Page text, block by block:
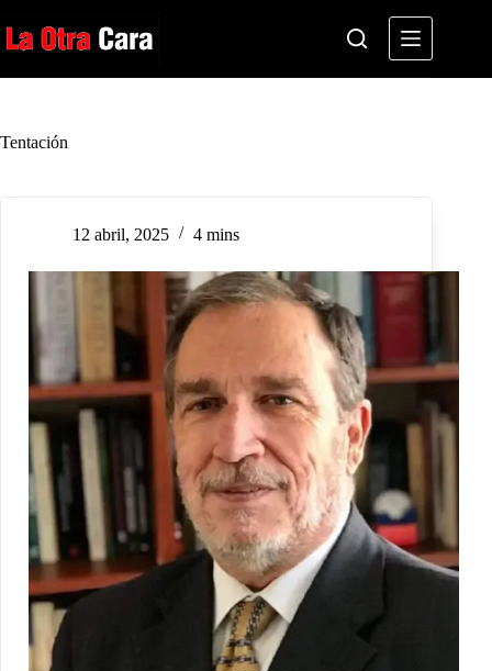
al
contenido
Tentación
12 abril, 2025 4 mins